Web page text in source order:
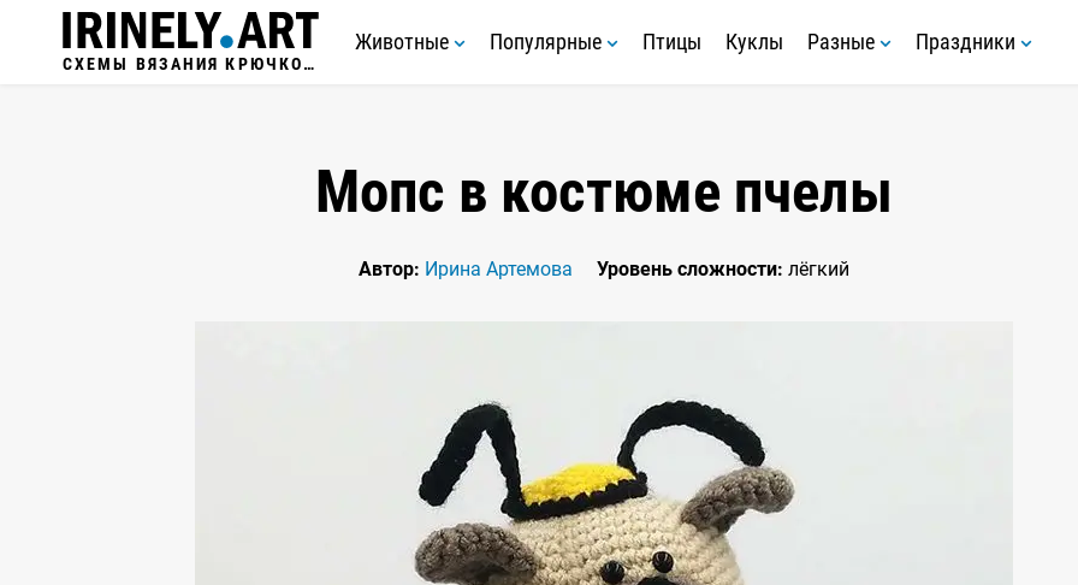
СХЕМЫ ВЯЗАНИЯ КРЮЧКОМ
Животные Популярные Птицы Куклы Разные Праздники
Мопс в костюме пчелы
Автор: Ирина Артемова Уровень сложности: лёгкий